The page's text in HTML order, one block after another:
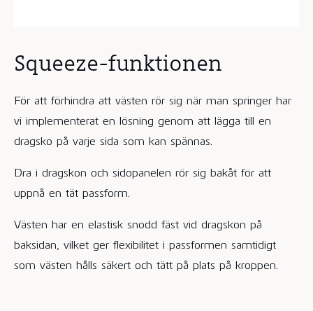
Squeeze-funktionen
För att förhindra att västen rör sig när man springer har
vi implementerat en lösning genom att lägga till en
dragsko på varje sida som kan spännas.
Dra i dragskon och sidopanelen rör sig bakåt för att
uppnå en tät passform.
Västen har en elastisk snodd fäst vid dragskon på
baksidan, vilket ger flexibilitet i passformen samtidigt
som västen hålls säkert och tätt på plats på kroppen.